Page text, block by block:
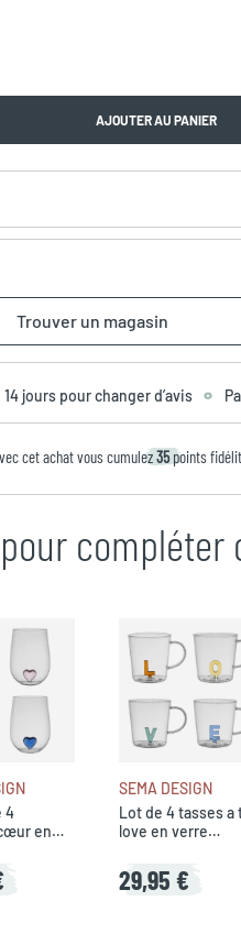
AJOUTER AU PANIER
Trouver un magasin
14 jours pour changer d’avis
cet achat vous cumulez35 points
compléter
4
en
SEMA DESIGN
Lot de 4 tasses a
love en verre
Colorea
29,95 €